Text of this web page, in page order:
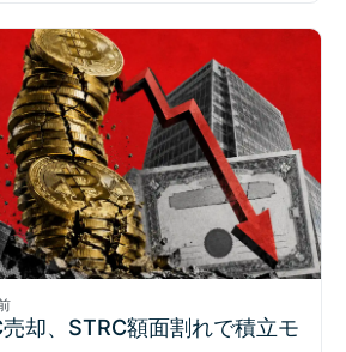
却、STRC額面割れで積立モ